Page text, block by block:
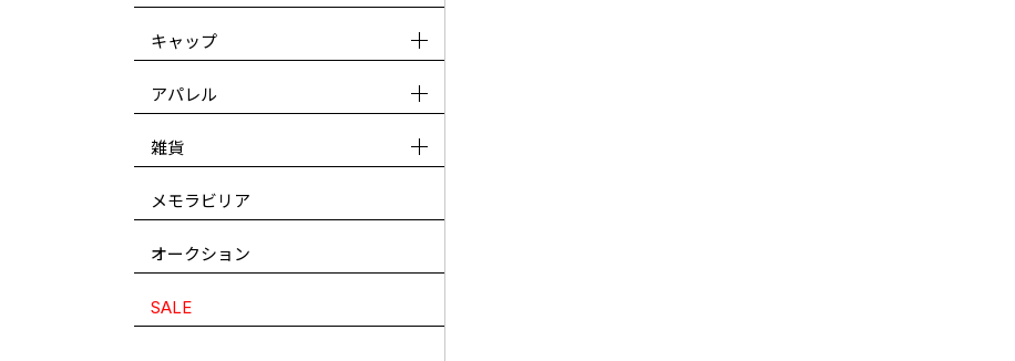
キャップ
アパレル
雑貨
メモラビリア
オークション
SALE